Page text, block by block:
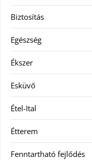
Biztosítás
Egészség
Ékszer
Esküvő
Étel-Ital
Étterem
Fenntartható fejlődés